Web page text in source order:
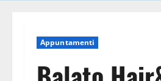
Appuntamenti